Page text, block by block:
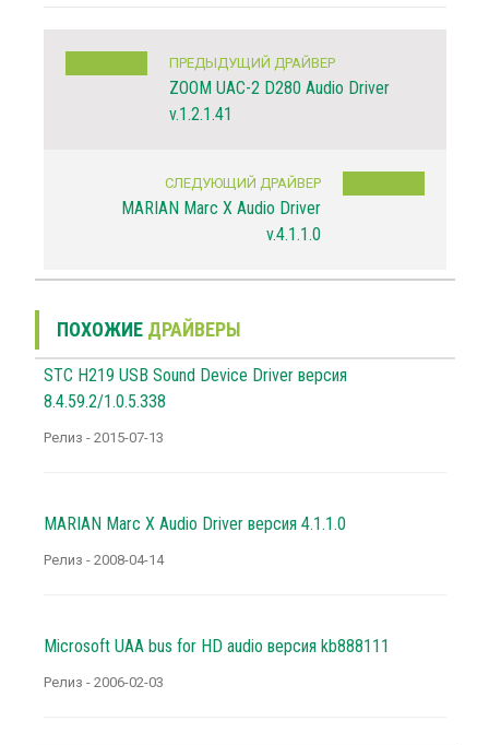
ПРЕДЫДУЩИЙ ДРАЙВЕР
ZOOM UAC-2 D280 Audio Driver
v.1.2.1.41
СЛЕДУЮЩИЙ ДРАЙВЕР
MARIAN Marc X Audio Driver
v.4.1.1.0
ПОХОЖИЕ ДРАЙВЕРЫ
STC H219 USB Sound Device Driver версия
8.4.59.2/1.0.5.338
Релиз - 2015-07-13
MARIAN Marc X Audio Driver версия 4.1.1.0
Релиз - 2008-04-14
Microsoft UAA bus for HD audio версия kb888111
Релиз - 2006-02-03